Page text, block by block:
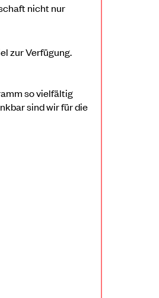
nicht nur
zur Verfügung.
so vielfältig
sind wir für die